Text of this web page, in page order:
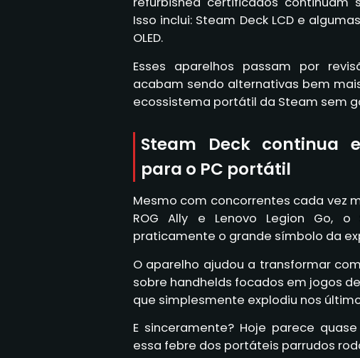
Isso inclui: Steam Deck LCD e
OLED.
Esses aparelhos passam por
acabam sendo alternativas bem
ecossistema portátil da Steam sem
Steam Deck continua
para o PC portátil
Mesmo com concorrentes cada vez
ROG Ally e Lenovo Legion Go,
praticamente o grande símbolo da
O aparelho ajudou a transformar
sobre handhelds focados em jogos
que simplesmente explodiu nos
E sinceramente? Hoje parece
essa febre dos portáteis parrudos